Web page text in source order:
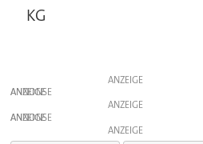
KG
ANZEIGE
ANZEIGE
ANZEIGE
ANZEIGE
ANZEIGE